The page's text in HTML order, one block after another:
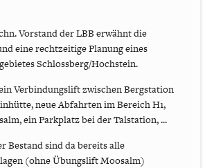
Vorstand der LBB erwähnt die
eine rechtzeitige Planung eines
Schlossberg/Hochstein.
Verbindungslift zwischen Bergstation
neue Abfahrten im Bereich H1,
ein Parkplatz bei der Talstation, ...
Bestand sind da bereits alle
(ohne Übungslift Moosalm)